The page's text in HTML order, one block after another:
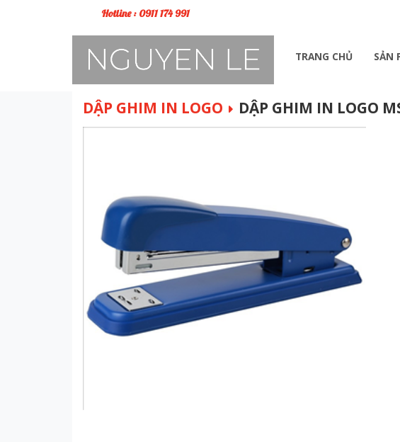
Hotline : 0911 174 991
TRANG CHỦ SẢN
DẬP GHIM IN LOGO DẬP GHIM IN LOGO